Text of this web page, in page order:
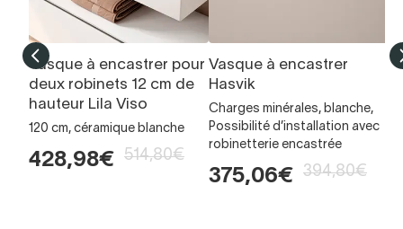
Vasque à encastrer pour
deux robinets 12 cm de
hauteur Lila Viso
120 cm, céramique blanche
428,98€ 514,80€
Vasque à encastrer
Hasvik
Charges minérales, blanche,
Possibilité d’installation avec
robinetterie encastrée
375,06€ 394,80€